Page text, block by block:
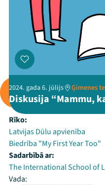
2024. gada 6. jūlijs Ģimenes
Diskusija “Mammu,
Rīko:
Latvijas Dūlu apvienība
Biedrība "My First Year Too"
Sadarbībā ar:
The International School of
Vada: